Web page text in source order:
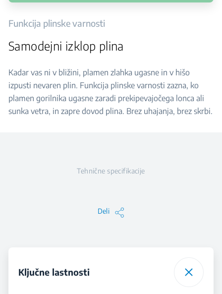
Funkcija plinske varnosti
Samodejni izklop plina
Kadar vas ni v bližini, plamen zlahka ugasne in v hišo
izpusti nevaren plin. Funkcija plinske varnosti zazna, ko
plamen gorilnika ugasne zaradi prekipevajočega lonca ali
sunka vetra, in zapre dovod plina. Brez uhajanja, brez skrbi.
Tehnične specifikacije
Deli
Ključne lastnosti